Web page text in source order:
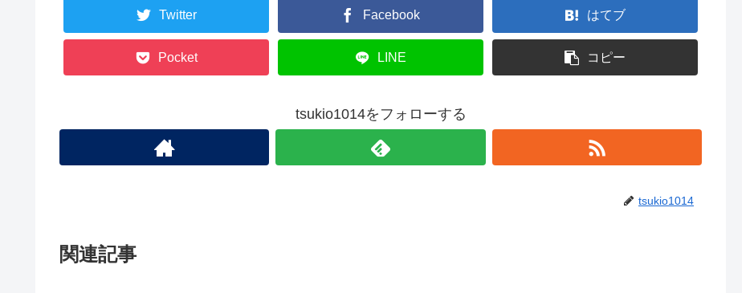
Twitter Facebook はてブ
Pocket LINE コピー
tsukio1014をフォローする
tsukio1014
関連記事